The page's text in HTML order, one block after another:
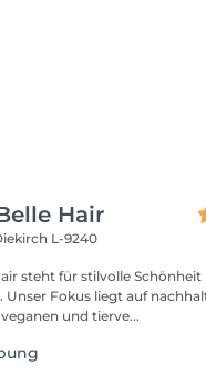
Hair
L-9240
steht für stilvolle
und tierve...